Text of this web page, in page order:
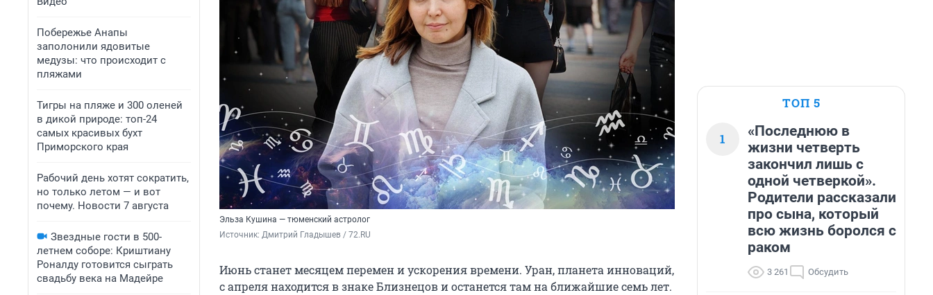
Побережье Анапы
заполонили ядовитые
медузы: что происходит с
пляжами
Тигры на пляже и 300 оленей
в дикой природе: топ-24
самых красивых бухт
Приморского края
Рабочий день хотят сократить,
но только летом — и вот
почему. Новости 7 августа
Звездные гости в 500-
летнем соборе: Криштиану
Роналду готовится сыграть
свадьбу века на Мадейре
Эльза Кушина — тюменский астролог
Источник: Дмитрий Гладышев / 72.RU
Июнь станет месяцем перемен и ускорения времени. Уран, планета инноваций,
с апреля находится в знаке Близнецов и останется там на ближайшие семь лет.
ТОП 5
1
«Последнюю в
жизни четверть
закончил лишь с
одной четверкой».
Родители рассказали
про сына, который
всю жизнь боролся с
раком
3 261 Обсудить